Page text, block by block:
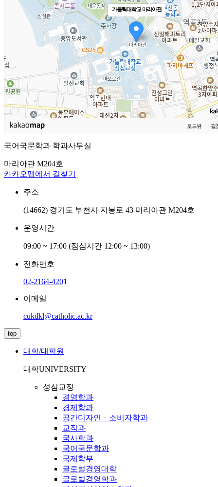
가톨릭대학교 마리아관
로드뷰 길
국어국문학과 학과사무실
마리아관 M204호
카카오맵에서 길찾기
주소
(14662) 경기도 부천시 지봉로 43 마리아관 M204호
운영시간
09:00 ~ 17:00 (점심시간 12:00 ~ 13:00)
전화번호
02-2164-4201
이메일
cukdkl@catholic.ac.kr
top
대학/대학원
대학UNIVERSITY
성심교정
경영학과
경제학과
공간디자인ㆍ소비자학과
교직과
국사학과
국어국문학과
국제학부
글로벌경영대학
글로벌경영학과